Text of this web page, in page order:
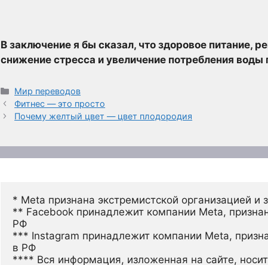
В заключение я бы сказал, что здоровое питание,
снижение стресса и увеличение потребления
Рубрики
Мир переводов
Фитнес — это просто
Почему желтый цвет — цвет плодородия
* Meta признана экстремистской организацией
** Facebook принадлежит компании Meta,
РФ
*** Instagram принадлежит компании Meta,
в РФ
**** Вся информация, изложенная на сайте,